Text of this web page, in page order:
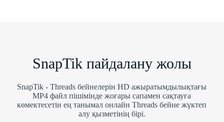
SnapTik пайдалану жолы
SnapTik - Threads бейнелерін HD ажыратымдылықтағы
MP4 файл пішімінде жоғары сапамен сақтауға
көмектесетін ең танымал онлайн Threads бейне жүктеп
алу қызметінің бірі.